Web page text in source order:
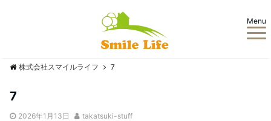
Menu
株式会社スマイルライフ 7
7
2026年1月13日 takatsuki-stuff